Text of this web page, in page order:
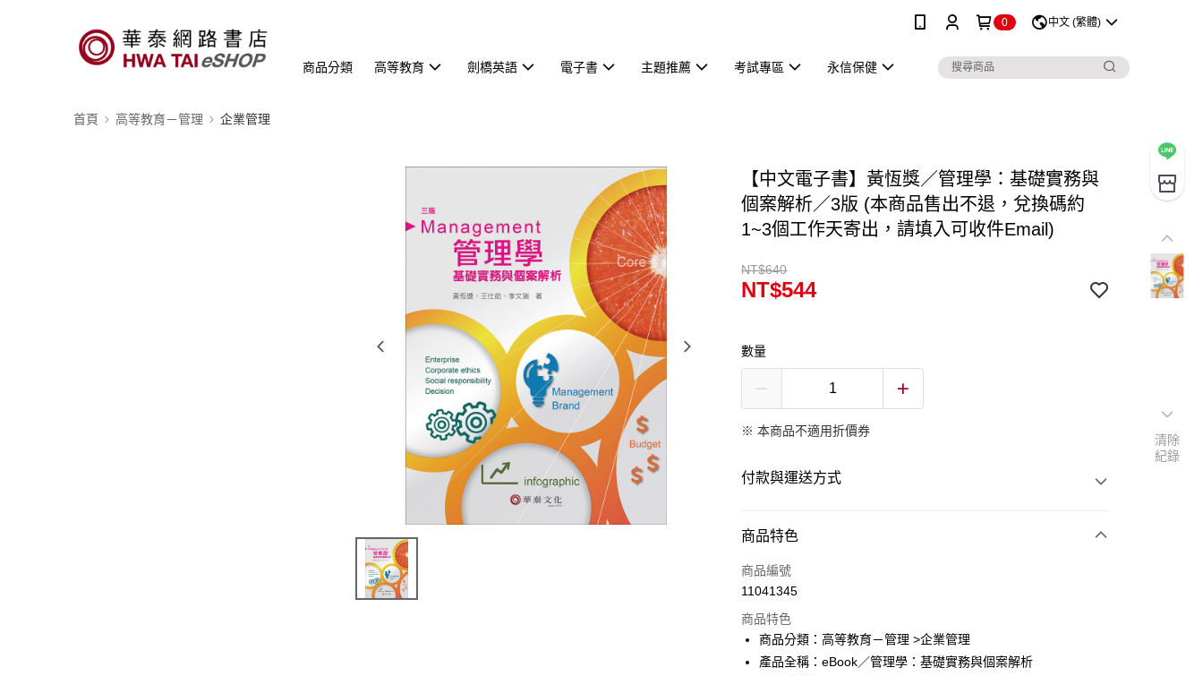
0 中文 (繁體)
商品分類 高等教育 劍橋英語 電子書 主題推薦 考試專區 永信保健
首頁 高等教育－管理 企業管理
【中文電子書】黃恆獎／管理學：基礎實務與
個案解析／3版 (本商品售出不退，兌換碼約
1~3個工作天寄出，請填入可收件Email)
NT$640
NT$544
數量
※ 本商品不適用折價券
付款與運送方式
付款方式
信用卡一次付款
運送方式
商品特色
商品編號
11041345
商品特色
商品分類：高等教育－管理 >企業管理
產品全稱：eBook／管理學：基礎實務與個案解析
清除
紀錄